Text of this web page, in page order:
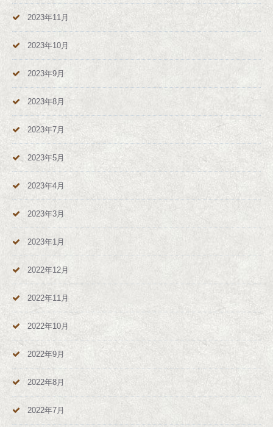
2023年11月
2023年10月
2023年9月
2023年8月
2023年7月
2023年5月
2023年4月
2023年3月
2023年1月
2022年12月
2022年11月
2022年10月
2022年9月
2022年8月
2022年7月